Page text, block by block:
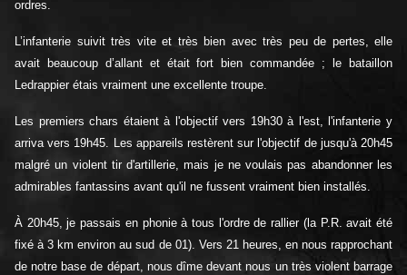
ordres.
L’infanterie suivit très vite et très bien avec très peu de pertes, elle
avait beaucoup d’allant et était fort bien commandée ; le bataillon
Ledrappier étais vraiment une excellente troupe.
Les premiers chars étaient à l'objectif vers 19h30 à l'est, l'infanterie y
arriva vers 19h45. Les appareils restèrent sur l'objectif de jusqu'à 20h45
malgré un violent tir d'artillerie, mais je ne voulais pas abandonner les
admirables fantassins avant qu'il ne fussent vraiment bien installés.
À 20h45, je passais en phonie à tous l'ordre de rallier (la P.R. avait été
fixé à 3 km environ au sud de 01). Vers 21 heures, en nous rapprochant
de notre base de départ, nous dîme devant nous un très violent barrage